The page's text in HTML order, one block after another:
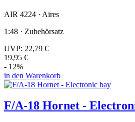
AIR 4224 · Aires
1:48 · Zubehörsatz
UVP: 22,79 €
19,95 €
- 12%
in den Warenkorb
F/A-18 Hornet -